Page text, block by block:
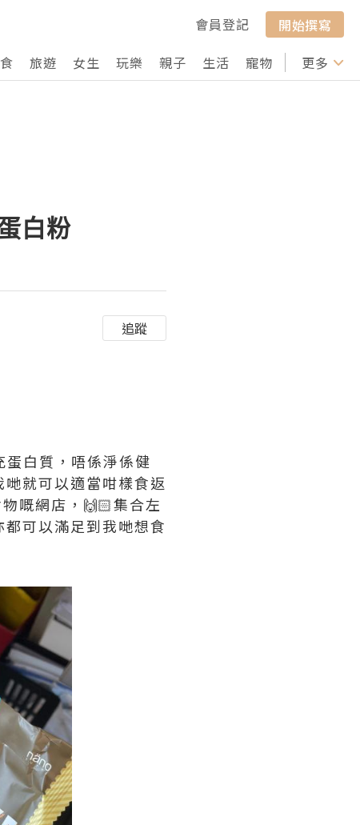
會員登記
開始撰寫
旅遊 女生 玩樂 親子 生活 寵物 行山 打卡
更多
白粉
追蹤
白質，唔係淨係健
就可以適當咁樣食返
嘅網店，🙌🏻集合左
可以滿足到我哋想食